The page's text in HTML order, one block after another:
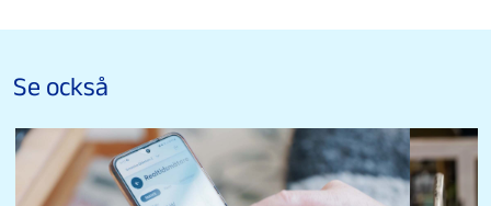
Se också